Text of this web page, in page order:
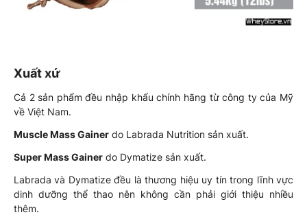
Xuất xứ
Cả 2 sản phẩm đều nhập khẩu chính hãng từ công ty của Mỹ
về Việt Nam.
Muscle Mass Gainer do Labrada Nutrition sản xuất.
Super Mass Gainer do Dymatize sản xuất.
Labrada và Dymatize đều là thương hiệu uy tín trong lĩnh vực
dinh dưỡng thể thao nên không cần phải giới thiệu nhiều
thêm.